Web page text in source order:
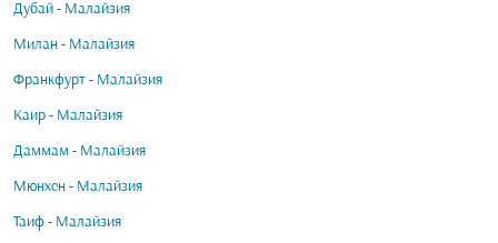
Дубай - Малайзия
Милан - Малайзия
Франкфурт - Малайзия
Каир - Малайзия
Даммам - Малайзия
Мюнхен - Малайзия
Таиф - Малайзия